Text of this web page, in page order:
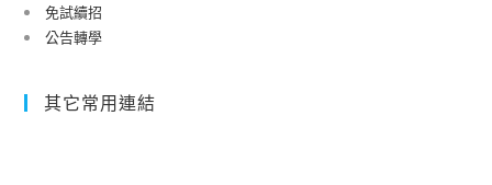
免試續招
公告轉學
其它常用連結